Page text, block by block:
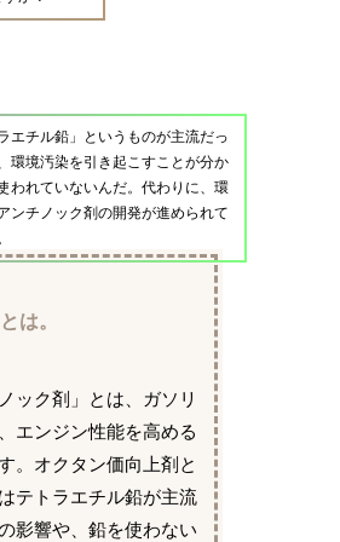
エチル鉛」というものが主流だっ
環境汚染を引き起こすことが分か
われていないんだ。代わりに、環
ンチノック剤の開発が進められて
は。
ック剤」とは、ガソリ
エンジン性能を高める
。オクタン価向上剤と
テトラエチル鉛が主流
影響や、鉛を使わない